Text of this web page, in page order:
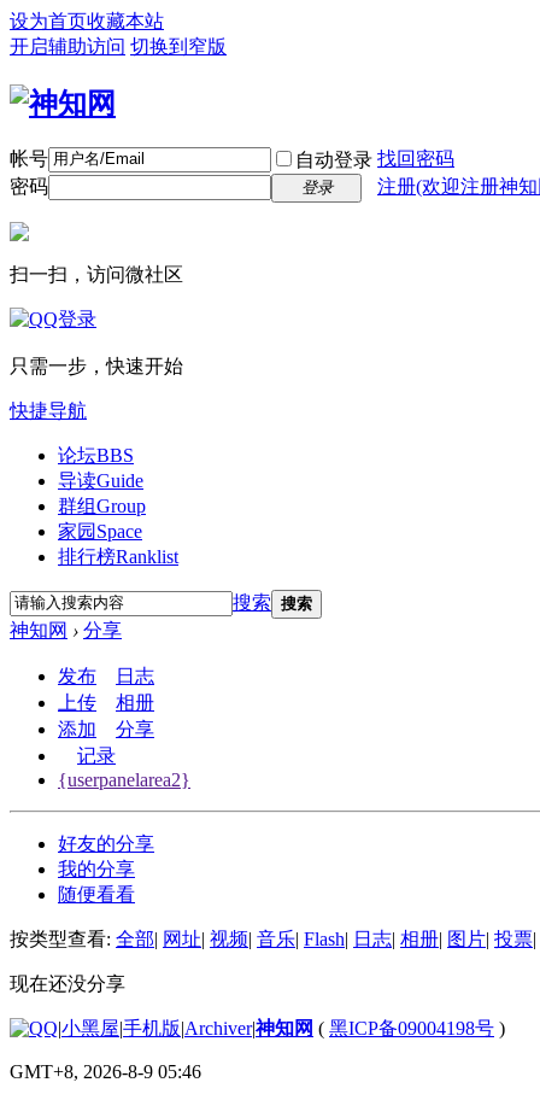
设为首页收藏本站
开启辅助访问 切换到窄版
帐号 自动登录 找回密码
密码
登录 注册(欢迎注册神
扫一扫，访问微社区
只需一步，快速开始
快捷导航
论坛BBS
导读Guide
群组Group
家园 Space
排行榜Ranklist
搜索 搜索
神知网 › 分享
发布
日志
上传
相册
添加
分享
记录
{userpanelarea2}
好友的分享
我的分享
随便看看
按类型查看: 全部| 网址| 视频| 音乐| Flash| 日志| 相册| 图片| 投票|
现在还没分享
|小黑屋|手机版|Archiver|神知网 ( 黑ICP备09004198号 )
GMT+8, 2026-8-9 05:46